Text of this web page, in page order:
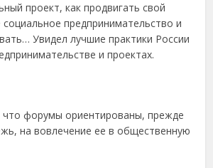
проект, как продвигать свой
предпринимательство и
Увидел лучшие практики России
и проектах.
форумы ориентированы, прежде
на вовлечение ее в общественную